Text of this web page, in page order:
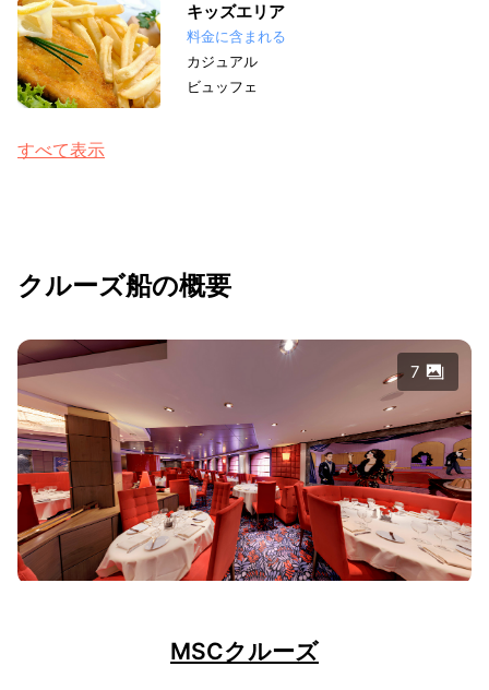
キッズエリア
料金に含まれる
カジュアル
ビュッフェ
すべて表示
クルーズ船の概要
7
MSCクルーズ